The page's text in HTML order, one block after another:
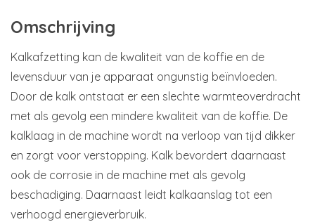
Omschrijving
Kalkafzetting kan de kwaliteit van de koffie en de
levensduur van je apparaat ongunstig beïnvloeden.
Door de kalk ontstaat er een slechte warmteoverdracht
met als gevolg een mindere kwaliteit van de koffie. De
kalklaag in de machine wordt na verloop van tijd dikker
en zorgt voor verstopping. Kalk bevordert daarnaast
ook de corrosie in de machine met als gevolg
beschadiging. Daarnaast leidt kalkaanslag tot een
verhoogd energieverbruik.